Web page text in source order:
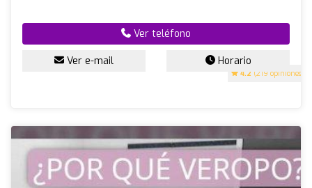
4.2 (219 opiniones)
Ver teléfono
Ver e-mail Horario